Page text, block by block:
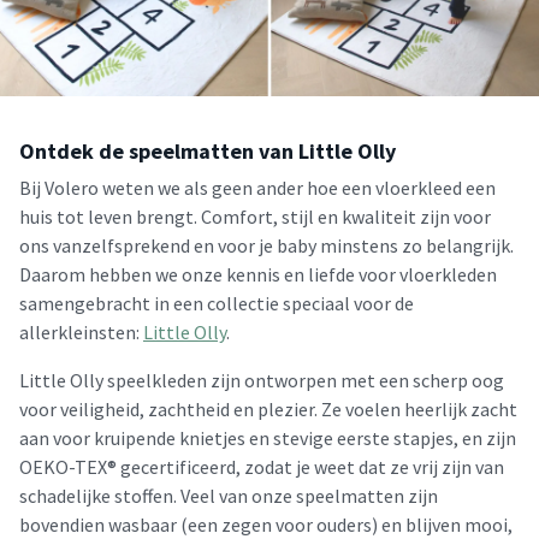
Ontdek de speelmatten van Little Olly
Bij Volero weten we als geen ander hoe een vloerkleed een
huis tot leven brengt. Comfort, stijl en kwaliteit zijn voor
ons vanzelfsprekend en voor je baby minstens zo belangrijk.
Daarom hebben we onze kennis en liefde voor vloerkleden
samengebracht in een collectie speciaal voor de
allerkleinsten: Little Olly.
Little Olly speelkleden zijn ontworpen met een scherp oog
voor veiligheid, zachtheid en plezier. Ze voelen heerlijk zacht
aan voor kruipende knietjes en stevige eerste stapjes, en zijn
OEKO-TEX® gecertificeerd, zodat je weet dat ze vrij zijn van
schadelijke stoffen. Veel van onze speelmatten zijn
bovendien wasbaar (een zegen voor ouders) en blijven mooi,